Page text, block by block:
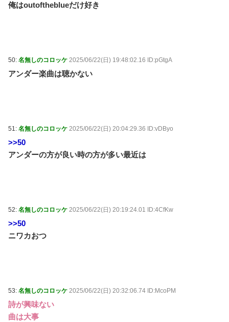
俺はoutoftheblueだけ好き
50: 名無しのコロッケ 2025/06/22(日) 19:48:02.16 ID:pGtgA
アンダー楽曲は聴かない
51: 名無しのコロッケ 2025/06/22(日) 20:04:29.36 ID:vDByo
>>50
アンダーの方が良い時の方が多い最近は
52: 名無しのコロッケ 2025/06/22(日) 20:19:24.01 ID:4CfKw
>>50
ニワカおつ
53: 名無しのコロッケ 2025/06/22(日) 20:32:06.74 ID:McoPM
詩が興味ない
曲は大事